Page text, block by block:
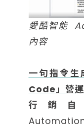
愛酷智能
內容
一句指令
Code」營
行銷
Automation